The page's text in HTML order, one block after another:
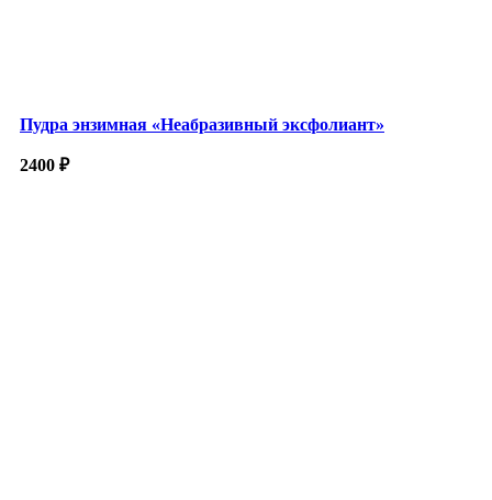
Пудра энзимная «Неабразивный эксфолиант»
2400 ₽